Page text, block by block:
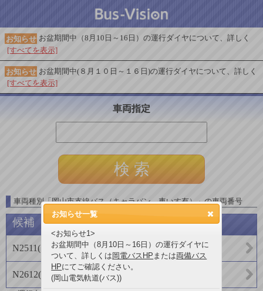
お知らせ お盆期間中（8月10日～16日）の運行ダイヤについて、詳しく
[すべてを表示]
お知らせ お盆期間中(８月１０日～１６日)の運行ダイヤについて、詳しく
[すべてを表示]
車両指定
車両種別「岡山市支線バス（キャラバン 車いす有）」の車両番号
候補
N2511( 両備バス)
N2612( 両備バス)
お知らせ一覧
<お知らせ1>
お盆期間中（8月10日～16日）の運行ダイヤに
ついて、詳しくは 岡電バスHP または両備バス
HPにてご確認ください。
(岡山電気軌道(バス))